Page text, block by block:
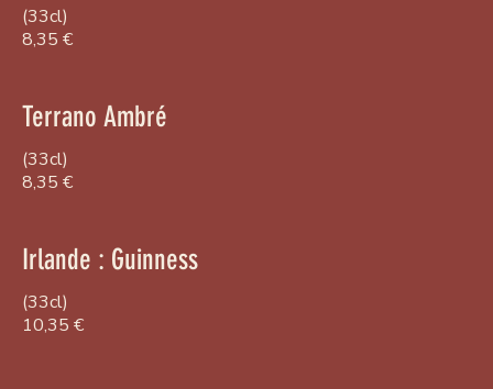
(33cl)
8,35 €
Terrano Ambré
(33cl)
8,35 €
Irlande : Guinness
(33cl)
10,35 €